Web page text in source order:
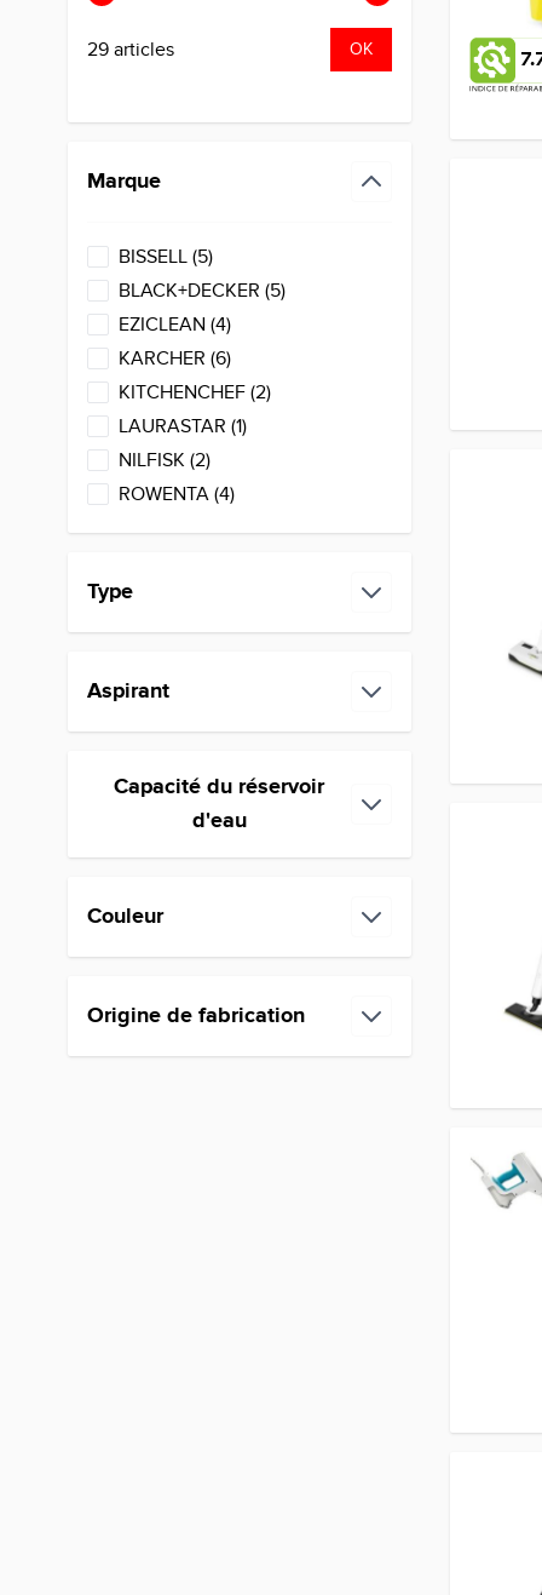
29 articles OK
Marque
BISSELL (5products available
)
BLACK+DECKER (5products available
)
EZICLEAN (4products available
)
KARCHER (6products available
)
KITCHENCHEF (2products available
)
LAURASTAR (1products available
)
NILFISK (2products available
)
ROWENTA (4products available
)
Type
Aspirant
Capacité du réservoir
d'eaufilter
Couleur
Origine de fabrication